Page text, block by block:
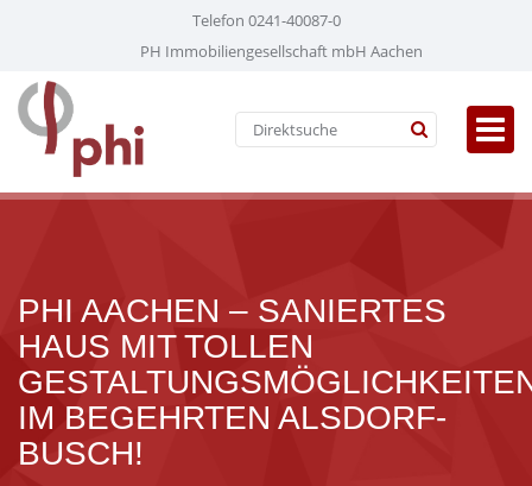
Telefon 0241-40087-0
PH Immobiliengesellschaft mbH Aachen
PHI AACHEN – SANIERTES
HAUS MIT TOLLEN
IM BEGEHRTEN ALSDORF-
BUSCH!